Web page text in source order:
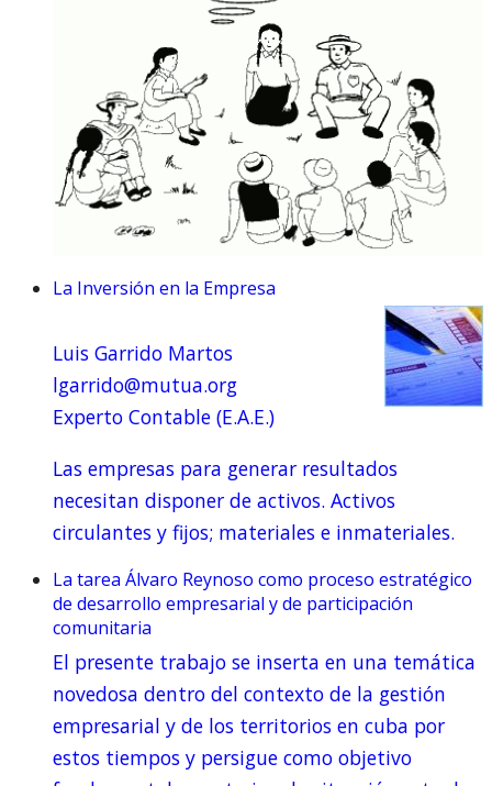
La Inversión en la Empresa
Luis Garrido Martos
lgarrido@mutua.org
Experto Contable (E.A.E.)
Las empresas para generar resultados
necesitan disponer de activos. Activos
circulantes y fijos; materiales e inmateriales.
La tarea Álvaro Reynoso como proceso estratégico
de desarrollo empresarial y de participación
comunitaria
El presente trabajo se inserta en una temática
novedosa dentro del contexto de la gestión
empresarial y de los territorios en cuba por
estos tiempos y persigue como objetivo